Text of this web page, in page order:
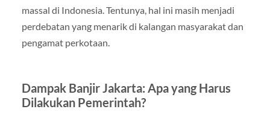
massal di Indonesia. Tentunya, hal ini masih menjadi
perdebatan yang menarik di kalangan masyarakat dan
pengamat perkotaan.
Dampak Banjir Jakarta: Apa yang Harus
Dilakukan Pemerintah?